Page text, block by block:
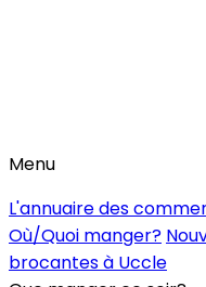
Menu
L'annuaire des
Où/Quoi manger?
brocantes à Uccle